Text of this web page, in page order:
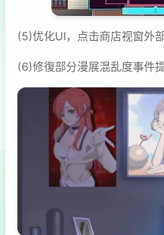
(5)优化UI，点击商店视窗外
(6)修復部分漫展混乱度事件